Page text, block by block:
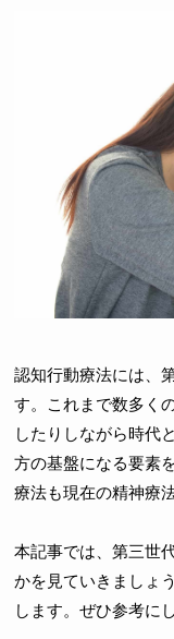
認知行動療法には、
す。これまで数多く
したりしながら時代
方の基盤になる要素
療法も現在の精神療
本記事では、第三世
かを見ていきましょ
します。ぜひ参考に